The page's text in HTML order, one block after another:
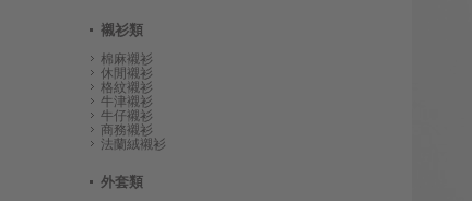
襯衫類
棉麻襯衫
休閒襯衫
格紋襯衫
牛津襯衫
牛仔襯衫
商務襯衫
法蘭絨襯衫
外套類